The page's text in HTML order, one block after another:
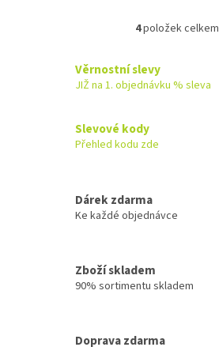
O
á
d
y
s
4položek celkem
Věrnostní slevy
JIŽ na 1. objednávku % sleva
Slevové kody
Přehled kodu zde
Dárek zdarma
Ke každé objednávce
Zboží skladem
90% sortimentu skladem
Doprava zdarma